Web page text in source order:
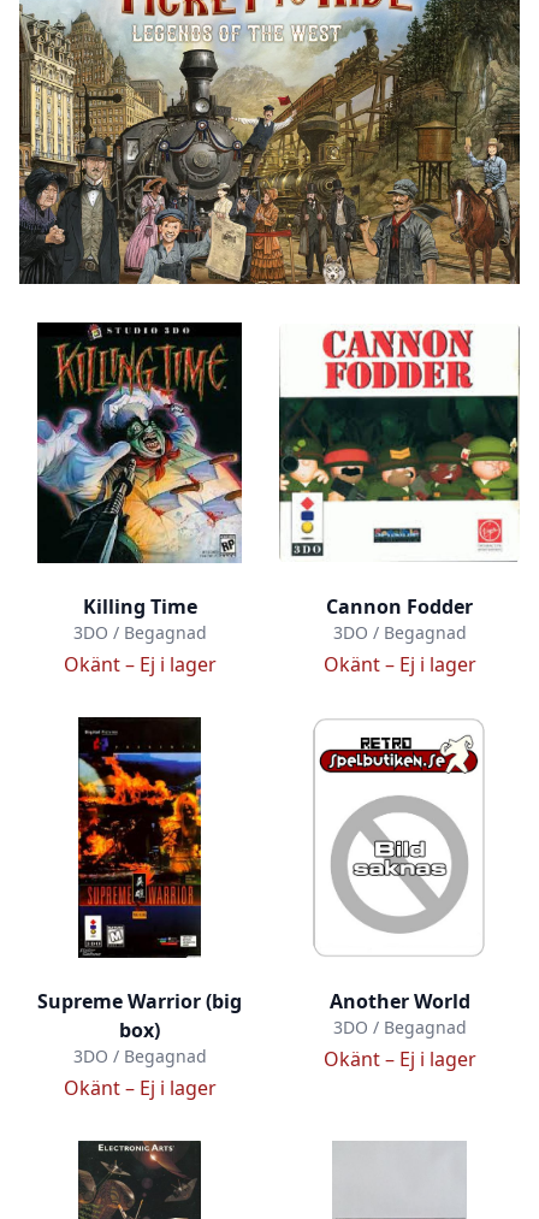
Killing Time
3DO / Begagnad
Okänt – Ej i lager
Cannon Fodder
3DO / Begagnad
Okänt – Ej i lager
Supreme Warrior (big
box)
3DO / Begagnad
Okänt – Ej i lager
Another World
3DO / Begagnad
Okänt – Ej i lager